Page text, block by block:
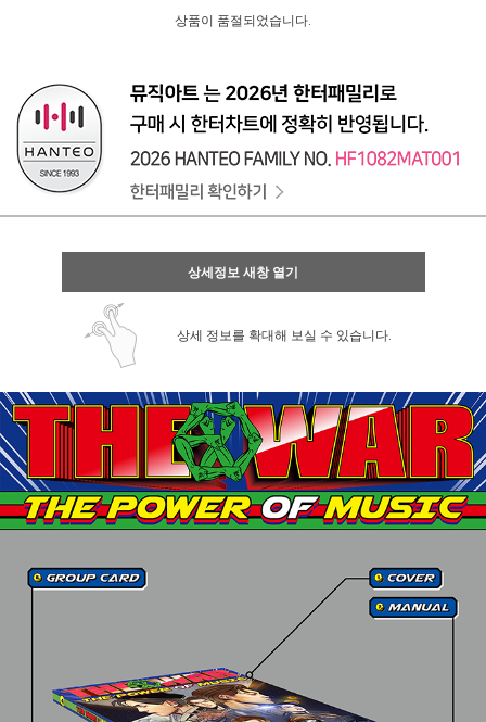
상품이 품절되었습니다.
상세정보 새창 열기
상세 정보를 확대해 보실 수 있습니다.